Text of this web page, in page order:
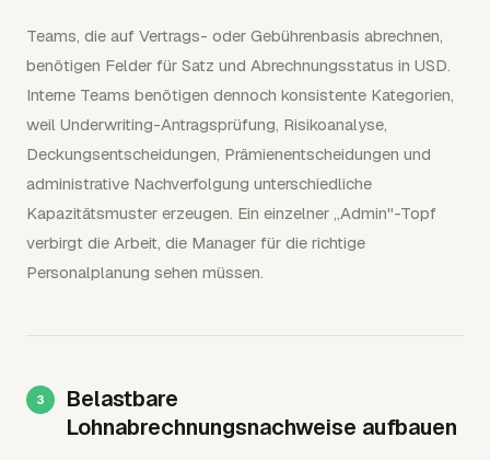
Teams, die auf Vertrags- oder Gebührenbasis abrechnen,
benötigen Felder für Satz und Abrechnungsstatus in USD.
Interne Teams benötigen dennoch konsistente Kategorien,
weil Underwriting-Antragsprüfung, Risikoanalyse,
Deckungsentscheidungen, Prämienentscheidungen und
administrative Nachverfolgung unterschiedliche
Kapazitätsmuster erzeugen. Ein einzelner „Admin"-Topf
verbirgt die Arbeit, die Manager für die richtige
Personalplanung sehen müssen.
Belastbare
Lohnabrechnungsnachweise aufbauen